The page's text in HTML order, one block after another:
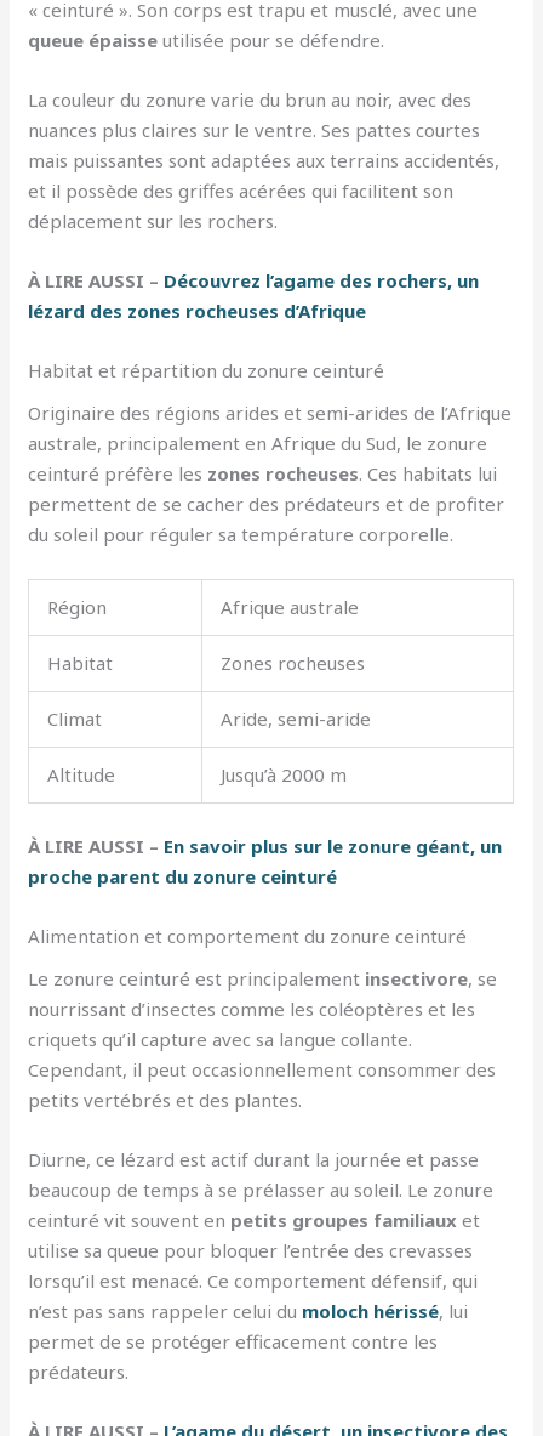
« ceinturé ». Son corps est trapu et musclé, avec une
queue épaisse utilisée pour se défendre.
La couleur du zonure varie du brun au noir, avec des
nuances plus claires sur le ventre. Ses pattes courtes
mais puissantes sont adaptées aux terrains accidentés,
et il possède des griffes acérées qui facilitent son
déplacement sur les rochers.
À LIRE AUSSI – Découvrez l’agame des rochers, un
lézard des zones rocheuses d’Afrique
Habitat et répartition du zonure ceinturé
Originaire des régions arides et semi-arides de l’Afrique
australe, principalement en Afrique du Sud, le zonure
ceinturé préfère les zones rocheuses. Ces habitats lui
permettent de se cacher des prédateurs et de profiter
du soleil pour réguler sa température corporelle.
Région Afrique australe
Habitat Zones rocheuses
Climat Aride, semi-aride
Altitude Jusqu’à 2000 m
À LIRE AUSSI – En savoir plus sur le zonure géant, un
proche parent du zonure ceinturé
Alimentation et comportement du zonure ceinturé
Le zonure ceinturé est principalement insectivore, se
nourrissant d’insectes comme les coléoptères et les
criquets qu’il capture avec sa langue collante.
Cependant, il peut occasionnellement consommer des
petits vertébrés et des plantes.
Diurne, ce lézard est actif durant la journée et passe
beaucoup de temps à se prélasser au soleil. Le zonure
ceinturé vit souvent en petits groupes familiaux et
utilise sa queue pour bloquer l’entrée des crevasses
lorsqu’il est menacé. Ce comportement défensif, qui
n’est pas sans rappeler celui du moloch hérissé, lui
permet de se protéger efficacement contre les
prédateurs.